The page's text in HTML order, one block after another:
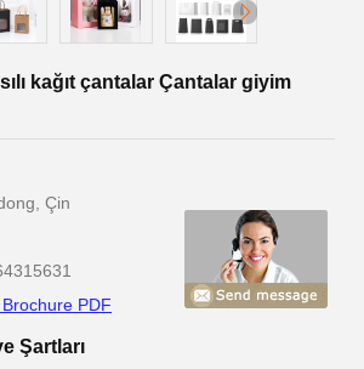
kağıt çantalar Çantalar giyim
Çin
PDF
Şartları